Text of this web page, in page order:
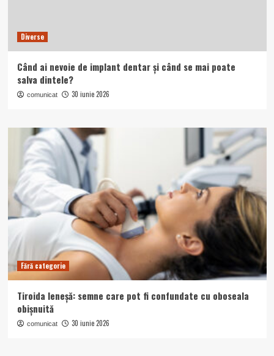
Diverse
Când ai nevoie de implant dentar și când se mai poate
salva dintele?
comunicat 30 iunie 2026
Fără categorie
Tiroida leneșă: semne care pot fi confundate cu oboseala
obișnuită
comunicat 30 iunie 2026